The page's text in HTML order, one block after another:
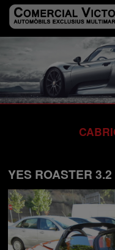
YES ROASTER 3.2